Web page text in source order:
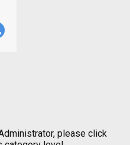
please click